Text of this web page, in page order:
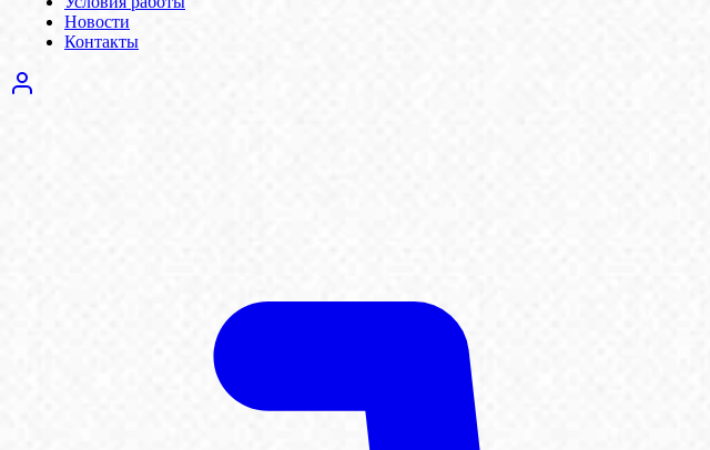
Новости
Контакты